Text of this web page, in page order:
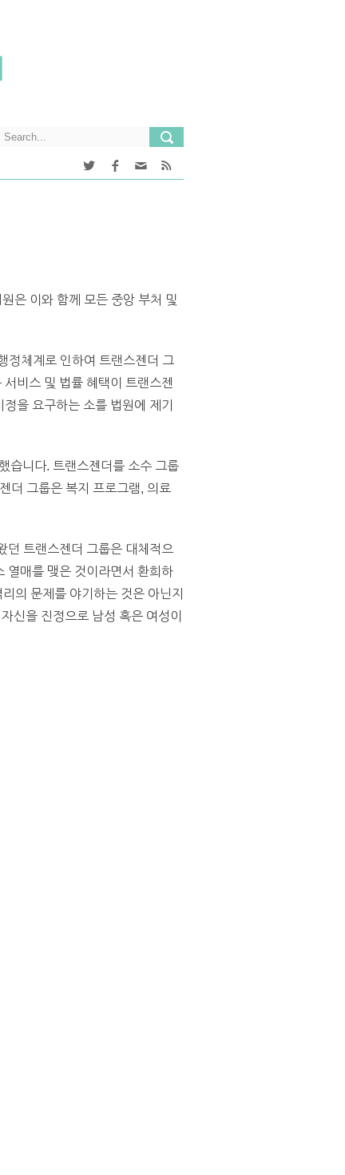
은 이와 함께 모든 중앙 부처 및
정체계로 인하여 트랜스젠더 그
비스 및 법률 혜택이 트랜스젠
을 요구하는 소를 법원에 제기
습니다. 트랜스젠더를 소수 그룹
더 그룹은 복지 프로그램, 의료
던 트랜스젠더 그룹은 대체적으
열매를 맺은 것이라면서 환희하
의 문제를 야기하는 것은 아닌지
신을 진정으로 남성 혹은 여성이